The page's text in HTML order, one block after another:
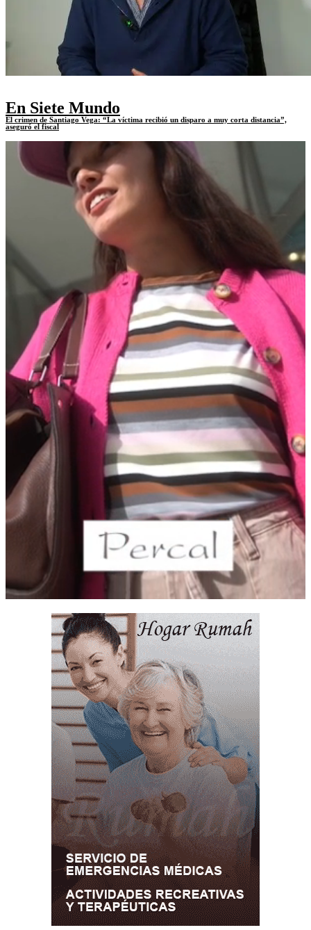
En Siete Mundo
El crimen de Santiago Vega: “La víctima recibió un disparo a muy corta distancia”,
aseguró el fiscal